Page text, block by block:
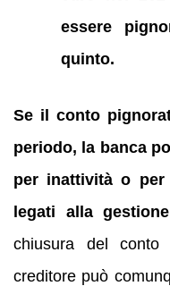
essere
quinto.
Se il conto
periodo, la banca
per inattività o per
legati alla
chiusura del
creditore può